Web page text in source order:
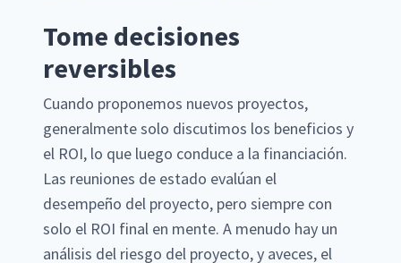
Tome decisiones
reversibles
Cuando proponemos nuevos proyectos,
generalmente solo discutimos los beneficios y
el ROI, lo que luego conduce a la financiación.
Las reuniones de estado evalúan el
desempeño del proyecto, pero siempre con
solo el ROI final en mente. A menudo hay un
análisis del riesgo del proyecto, y aveces, el